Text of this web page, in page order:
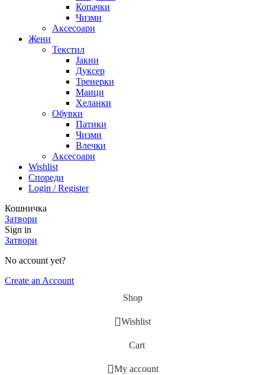
Копачки
Чизми
Аксесоари
Жени
Текстил
Јакни
Дуксер
Тренерки
Маици
Хеланки
Обувки
Патики
Чизми
Влечки
Аксесоари
Wishlist
Спореди
Login / Register
Кошничка
Затвори
Sign in
Затвори
No account yet?
Create an Account
Shop
Wishlist
Cart
My account